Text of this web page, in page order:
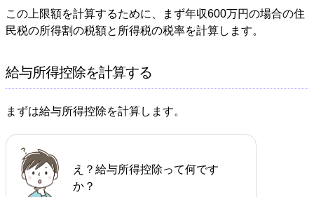
この上限額を計算するために、まず年収600万円の場合の住
民税の所得割の税額と所得税の税率を計算します。
給与所得控除を計算する
まずは給与所得控除を計算します。
え？給与所得控除って何です
か？